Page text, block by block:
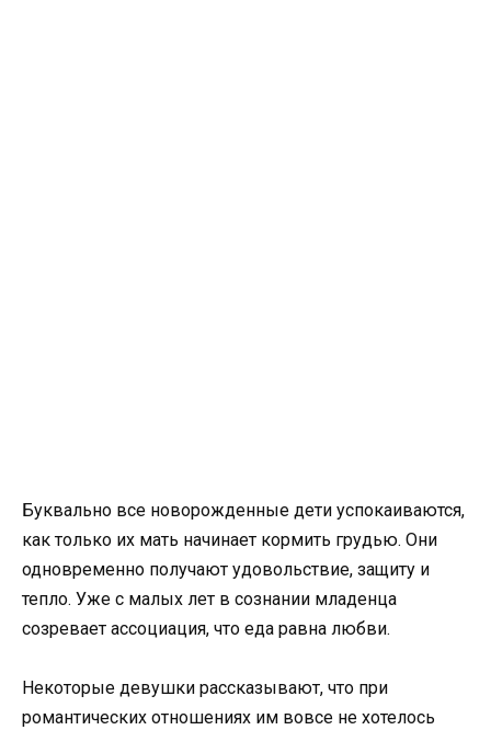
Буквально все новорожденные дети успокаиваются,
как только их мать начинает кормить грудью. Они
одновременно получают удовольствие, защиту и
тепло. Уже с малых лет в сознании младенца
созревает ассоциация, что еда равна любви.
Некоторые девушки рассказывают, что при
романтических отношениях им вовсе не хотелось